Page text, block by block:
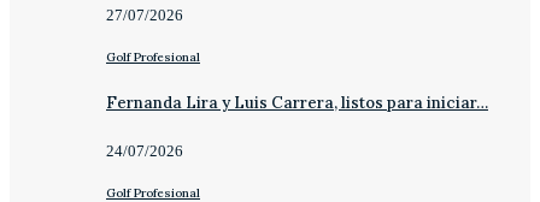
27/07/2026
Golf Profesional
Fernanda Lira y Luis Carrera, listos para iniciar…
24/07/2026
Golf Profesional